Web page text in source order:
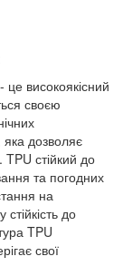
високоякісний
своєю
дозволяє
стійкий до
та погодних
на
до
TPU
свої